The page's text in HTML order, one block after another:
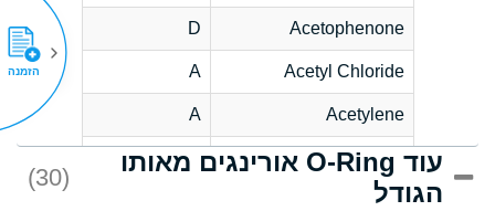
Acetophenone
D
Acetyl Chloride
A
Acetylene
A
Acrlylonitrile
C
Adipic Acid
עוד O-Ring אורינגים מאותו
הגודל
(30)
הזמנה